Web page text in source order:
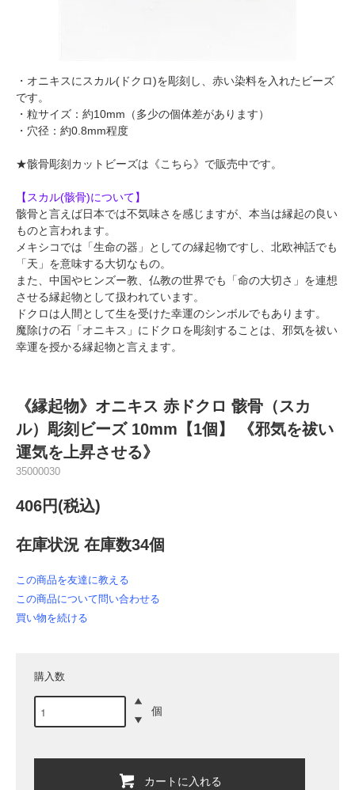
・オニキスにスカル(ドクロ)を彫刻し、赤い染料を入れたビーズ
です。
・粒サイズ：約10mm（多少の個体差があります）
・穴径：約0.8mm程度
★骸骨彫刻カットビーズは 《こちら》 で販売中です。
【スカル(骸骨)について】
骸骨と言えば日本では不気味さを感じますが、本当は縁起の良い
ものと言われます。
メキシコでは「生命の器」としての縁起物ですし、北欧神話でも
「天」を意味する大切なもの。
また、中国やヒンズー教、仏教の世界でも「命の大切さ」を連想
させる縁起物として扱われています。
ドクロは人間として生を受けた幸運のシンボルでもあります。
魔除けの石「オニキス」にドクロを彫刻することは、邪気を祓い
幸運を授かる縁起物と言えます。
《縁起物》オニキス 赤ドクロ 骸骨（スカ
ル）彫刻ビーズ 10mm【1個】 《邪気を祓い
運気を上昇させる》
35000030
406円(税込)
在庫状況 在庫数34個
この商品を友達に教える
この商品について問い合わせる
買い物を続ける
購入数
個
カートに入れる